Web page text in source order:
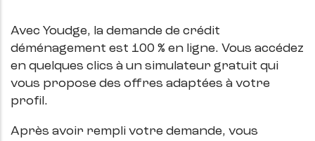
Avec Youdge, la demande de crédit
déménagement est 100 % en ligne. Vous accédez
en quelques clics à un simulateur gratuit qui
vous propose des offres adaptées à votre
profil.
Après avoir rempli votre demande, vous